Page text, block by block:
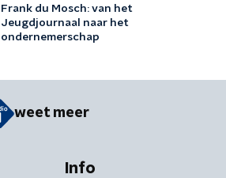
Frank du Mosch: van het
Jeugdjournaal naar het
ondernemerschap
weet meer
Info